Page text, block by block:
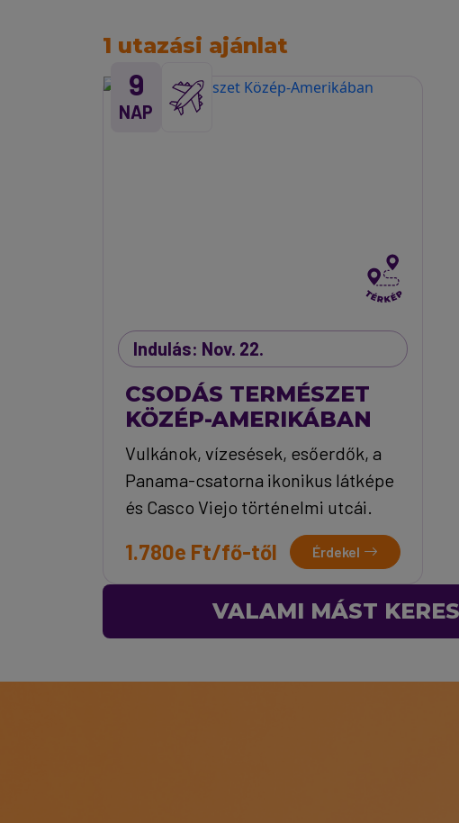
1 utazási ajánlat
9
NAP
Indulás: Nov. 22.
CSODÁS TERMÉSZET
KÖZÉP-AMERIKÁBAN
Vulkánok, vízesések, esőerdők, a
Panama-csatorna ikonikus látképe
és Casco Viejo történelmi utcái.
1.780e Ft/fő-től Érdekel
VALAMI MÁST